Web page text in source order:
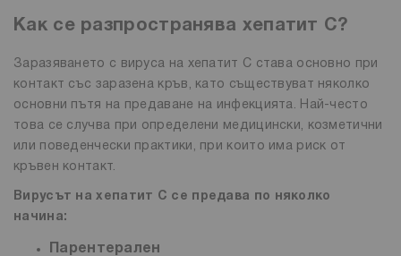
Как се разпространява хепатит С?
Заразяването с вируса на хепатит C става основно при
контакт със заразена кръв, като съществуват няколко
основни пътя на предаване на инфекцията. Най-често
това се случва при определени медицински, козметични
или поведенчески практики, при които има риск от
кръвен контакт.
Вирусът на хепатит C се предава по няколко
начина:
Парентерален